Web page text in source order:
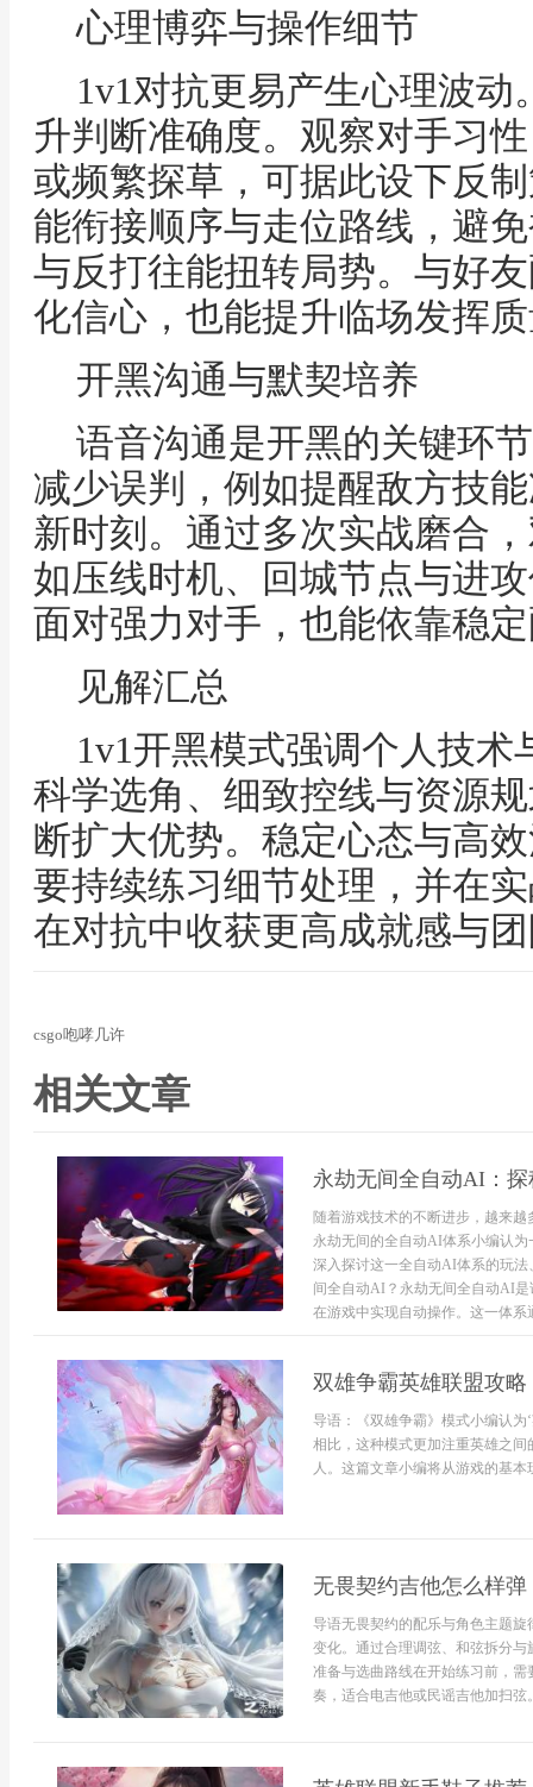
心理博弈与操作细节
1v1对抗更易产生心理波
升判断准确度。观察对手习
或频繁探草，可据此设下反
能衔接顺序与走位路线，避
与反打往能扭转局势。与好
化信心，也能提升临场发挥
开黑沟通与默契培养
语音沟通是开黑的关键环
减少误判，例如提醒敌方技
新时刻。通过多次实战磨合
如压线时机、回城节点与进
面对强力对手，也能依靠稳
见解汇总
1v1开黑模式强调个人技
科学选角、细致控线与资源
断扩大优势。稳定心态与高
要持续练习细节处理，并在
在对抗中收获更高成就感与
csgo咆哮几许
相关文章
永劫无间全自动AI：
随着游戏技术的不断进步，越来
永劫无间的全自动AI体系小编认
深入探讨这一全自动AI体系的玩
间全自动AI？永劫无间全自动AI
在游戏中实现自动操作。这一体系
双雄争霸英雄联盟攻略
导语：《双雄争霸》模式小编认为
相比，这种模式更加注重英雄之
人。这篇文章小编将从游戏的基本
无畏契约吉他怎么样弹
导语无畏契约的配乐与角色主题
变化。通过合理调弦、和弦拆分
准备与选曲路线在开始练习前，
奏，适合电吉他或民谣吉他加扫弦